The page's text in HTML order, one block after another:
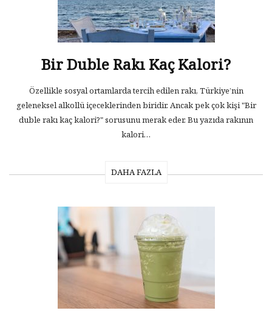
Bir Duble Rakı Kaç Kalori?
Özellikle sosyal ortamlarda tercih edilen rakı, Türkiye’nin
geleneksel alkollü içeceklerinden biridir. Ancak pek çok kişi "Bir
duble rakı kaç kalori?" sorusunu merak eder. Bu yazıda rakının
kalori…
DAHA FAZLA